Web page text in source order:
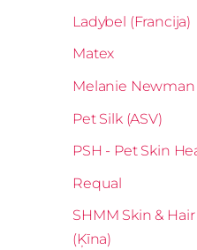
Ladybel (Francija)
Matex
Melanie Newman
Pet Silk (ASV)
PSH - Pet Skin
Requal
SHMM Skin &
(Ķīna)